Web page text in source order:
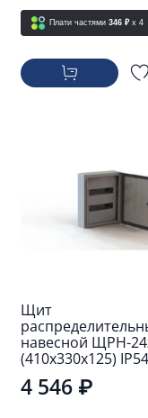
Плати частями 346 ₽ x 4
Щит
навесной ЩРН-
(410х330х125) IP54
4 546 ₽